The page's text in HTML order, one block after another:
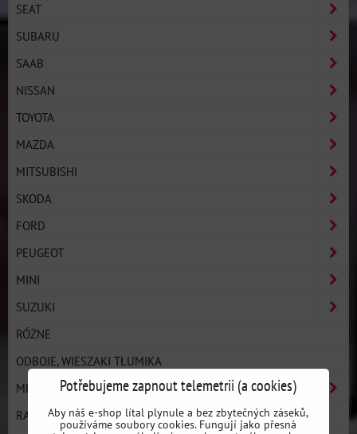
SEAT
SUBARU
SAAB
NISSAN
TOYOTA
MAZDA
MITSUBISHI
SKODA
FORD
PEUGEOT
MINI
SUZUKI
RÓŻNE
ODBOJE, WIESZAKI TŁUMIKA
MERCEDES
RAK GARAGE
Potřebujeme zapnout telemetrii (a cookies)
Aby náš e-shop lítal plynule a bez zbytečných záseků,
používáme soubory cookies. Fungují jako přesná